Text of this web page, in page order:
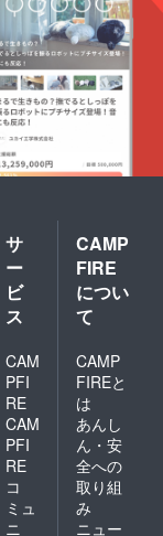
サ
ー
ビ
ス
CAM
PFI
RE
CAM
PFI
RE
コ
ミュ
ニ
CAMP
FIRE
につい
て
CAMP
FIREと
は
あんし
ん・安
全への
取り組
み
ニュー